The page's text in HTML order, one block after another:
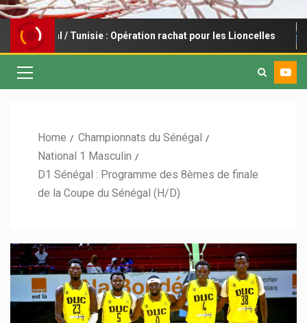
/ Tunisie : Opération rachat pour les Lioncelles
Home
Championnats du Sénégal
National 1 Masculin
D1 Sénégal : Programme des 8èmes de finale
de la Coupe du Sénégal (H/D)